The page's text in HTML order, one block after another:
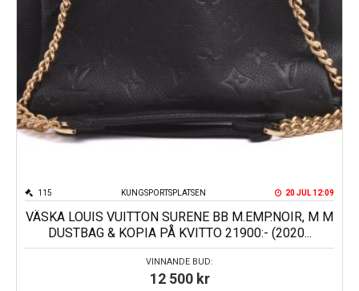
KUNGSPORTSPLATSEN
115 20 JUL 12:09
VÄSKA LOUIS VUITTON SURENE BB M.EMP.NOIR, M M
DUSTBAG & KOPIA PÅ KVITTO 21900:- (2020...
VINNANDE BUD:
12 500 kr